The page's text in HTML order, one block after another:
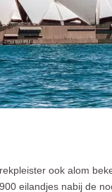
ook alom
eilandjes nabij de